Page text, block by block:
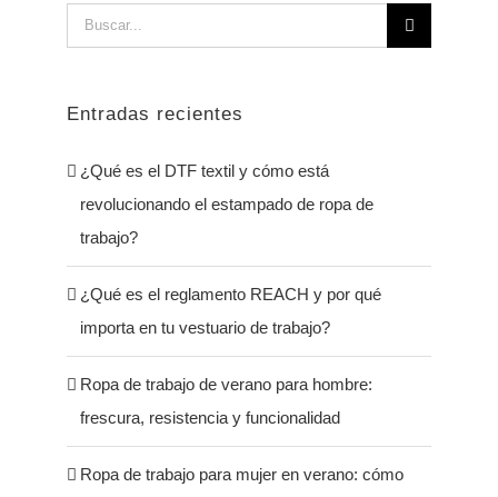
Buscar:
Entradas recientes
¿Qué es el DTF textil y cómo está
revolucionando el estampado de ropa de
trabajo?
¿Qué es el reglamento REACH y por qué
importa en tu vestuario de trabajo?
Ropa de trabajo de verano para hombre:
frescura, resistencia y funcionalidad
Ropa de trabajo para mujer en verano: cómo